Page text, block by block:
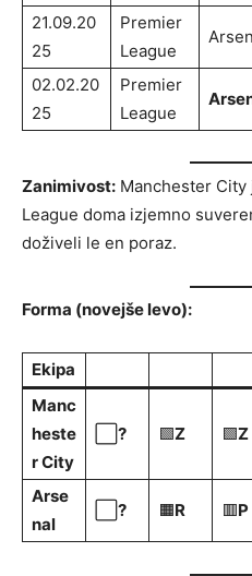
21.09.20
25
Premier
League
02.02.20
25
Premier
League
Zanimivost: Manchester
League doma izjemno
doživeli le en poraz.
Forma (novejše levo):
Ekipa
Manc
heste
r City
? 🟩Z 🟩Z
Arse
nal
? 🟧R 🟥P